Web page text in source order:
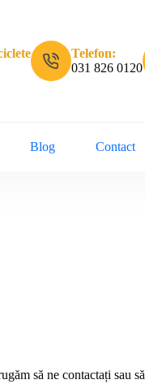
Telefon:
031 826 0120
Blog Contact
să ne contactați sau să